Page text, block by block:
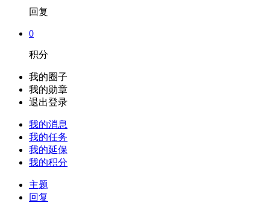
回复
0
积分
我的圈子
我的勋章
退出登录
我的消息
我的任务
我的延保
我的积分
主题
回复